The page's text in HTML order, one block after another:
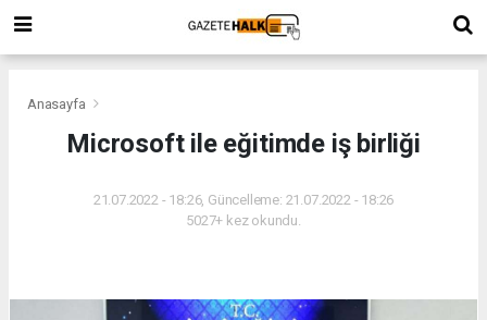
Anasayfa
Microsoft ile eğitimde iş birliği
21.07.2022 - 18:26, Güncelleme: 21.07.2022 - 18:26
5027+ kez okundu.